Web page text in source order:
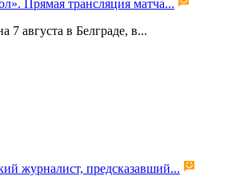
Прямая трансляция матча...
7 августа в Белграде, в...
журналист, предсказавший...